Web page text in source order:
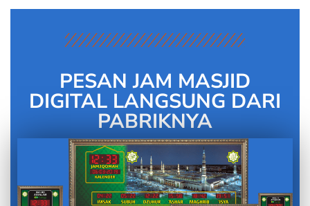
PESAN JAM MASJID
DIGITAL LANGSUNG DARI
PABRIKNYA